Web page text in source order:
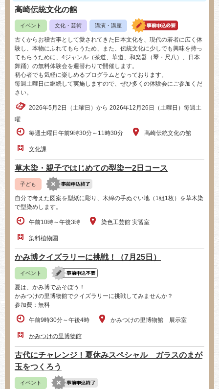
高崎伝統文化の館
イベント 文化・芸術 講演・講座
古くからお稽古事として愛されてきた日本文化を、現代の若者に広く体
験し、本物にふれてもらうため、また、伝統文化に少しでも興味を持っ
てもらうために、4ジャンル（茶道、華道、和楽器（琴・尺八）、日本
舞踊）の無料体験会を週替わりで開催します。
初心者でも気軽に楽しめるプログラムとなっております。
毎週土曜日に継続して実施しますので、ぜひ多くの体験会にご参加くだ
さい。
2026年5月2日（土曜日）から 2026年12月26日（土曜日）毎週土
曜
毎週土曜日午前9時30分～11時30分
高崎伝統文化の館
文化課
草木染・親子ではじめての型染ー2日コース
子ども
自分で考えた図案を型紙に彫り、木綿の手ぬぐい地（1組1枚）を草木染
で型染めします。
午前10時～午後3時 染色工芸館 実習室
染料植物園
かみ博クイズラリーに挑戦！（7月25日）
イベント
夏は、かみ博であそぼう！
かみつけの里博物館でクイズラリーに挑戦してみませんか？
参加費：無料
午前9時30分～午後4時 かみつけの里博物館 展示室
かみつけの里博物館
古代にチャレンジ！夏休みスペシャル ガラスのまが
玉をつくろう
イベント